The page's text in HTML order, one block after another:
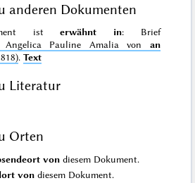
anderen Dokumenten
isterwähnt in: Brief
Angelica Pauline Amalia von an
.Text
Literatur
Orten
von diesem Dokument.
von diesem Dokument.